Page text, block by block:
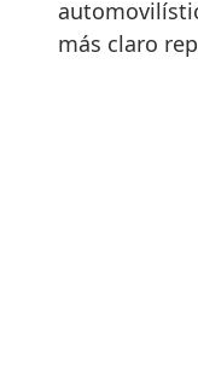
más claro